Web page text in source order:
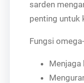
sarden
penting untuk
Fungsi
Menjaga